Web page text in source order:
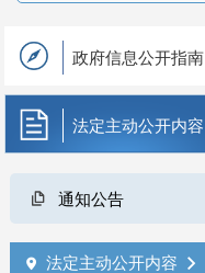
政府信息公开指南
法定主动公开内容
通知公告
 法定主动公开内容 